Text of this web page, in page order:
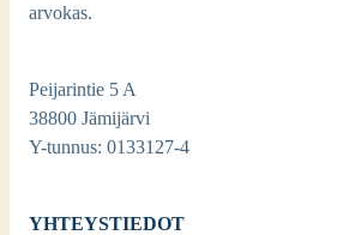
arvokas.
Peijarintie 5 A
38800 Jämijärvi
Y-tunnus: 0133127-4
YHTEYSTIEDOT